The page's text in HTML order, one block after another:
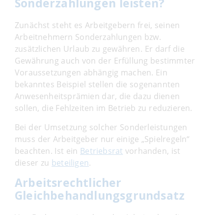
Zunächst steht es Arbeitgebern frei, seinen
Arbeitnehmern Sonderzahlungen bzw.
zusätzlichen Urlaub zu gewähren. Er darf die
Gewährung auch von der Erfüllung bestimmter
Voraussetzungen abhängig machen. Ein
bekanntes Beispiel stellen die sogenannten
Anwesenheitsprämien dar, die dazu dienen
sollen, die Fehlzeiten im Betrieb zu reduzieren.
Bei der Umsetzung solcher Sonderleistungen
muss der Arbeitgeber nur einige „Spielregeln“
beachten. Ist ein Betriebsrat vorhanden, ist
dieser zu beteiligen.
Arbeitsrechtlicher
Gleichbehandlungsgrundsatz